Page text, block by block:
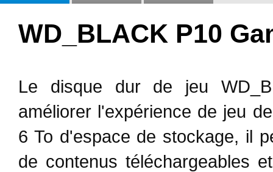
WD_BLACK P10
Le disque dur de jeu
améliorer l'expérience de jeu
6 To d'espace de stockage, il
de contenus téléchargeables